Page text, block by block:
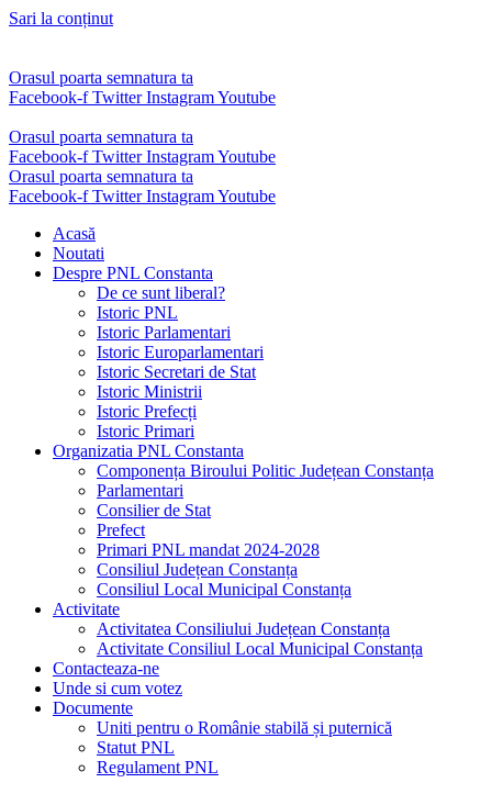
Sari la conținut
Orasul poarta semnatura ta
Facebook-f Twitter InstagramYoutube
Orasul poarta semnatura ta
Facebook-f Twitter InstagramYoutube
Orasul poarta semnatura ta
Facebook-f Twitter InstagramYoutube
Acasă
Noutati
Despre PNL Constanta
De ce sunt liberal?
Istoric PNL
Istoric Parlamentari
Istoric Europarlamentari
Istoric Secretari de Stat
Istoric Ministrii
Istoric Prefecți
Istoric Primari
Organizatia PNL Constanta
Componența Biroului Politic Județean Constanța
Parlamentari
Consilier de Stat
Prefect
Primari PNL mandat 2024-2028
Consiliul Județean Constanța
Consiliul Local Municipal Constanța
Activitate
Activitatea Consiliului Județean Constanța
Activitate Consiliul Local Municipal Constanța
Contacteaza-ne
Unde si cum votez
Documente
Uniti pentru o Românie stabilă și puternică
Statut PNL
Regulament PNL